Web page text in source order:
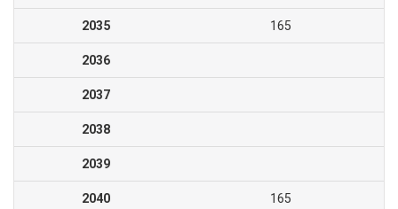
2035 165
2036
2037
2038
2039
2040 165